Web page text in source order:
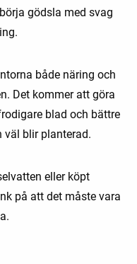
gödsla med svag
både näring och
Det kommer att göra
blad och bättre
blir planterad.
eller köpt
på att det måste vara